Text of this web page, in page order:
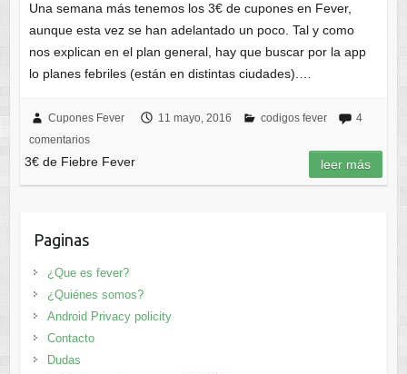
Una semana más tenemos los 3€ de cupones en Fever,
aunque esta vez se han adelantado un poco. Tal y como
nos explican en el plan general, hay que buscar por la app
lo planes febriles (están en distintas ciudades).…
Cupones Fever 11 mayo, 2016 codigos fever
4
comentarios
3€ de Fiebre Fever leer más
Paginas
¿Que es fever?
¿Quiénes somos?
Android Privacy policity
Contacto
Dudas